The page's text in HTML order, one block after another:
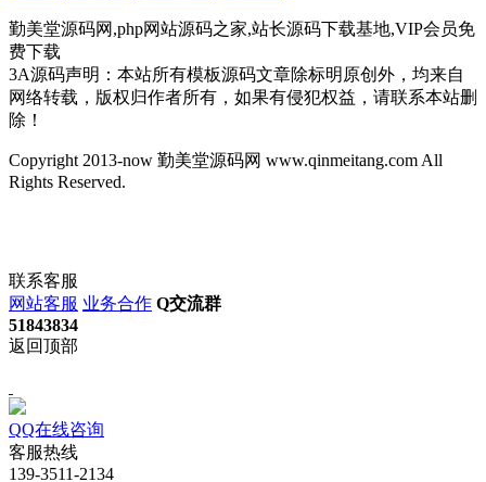
勤美堂源码网,php网站源码之家,站长源码下载基地,VIP会员免
费下载
3A源码声明：本站所有模板源码文章除标明原创外，均来自
网络转载，版权归作者所有，如果有侵犯权益，请联系本站删
除！
Copyright 2013-now 勤美堂源码网 www.qinmeitang.com All
Rights Reserved.
联系客服
网站客服 业务合作 Q交流群
51843834
返回顶部
QQ在线咨询
客服热线
139-3511-2134